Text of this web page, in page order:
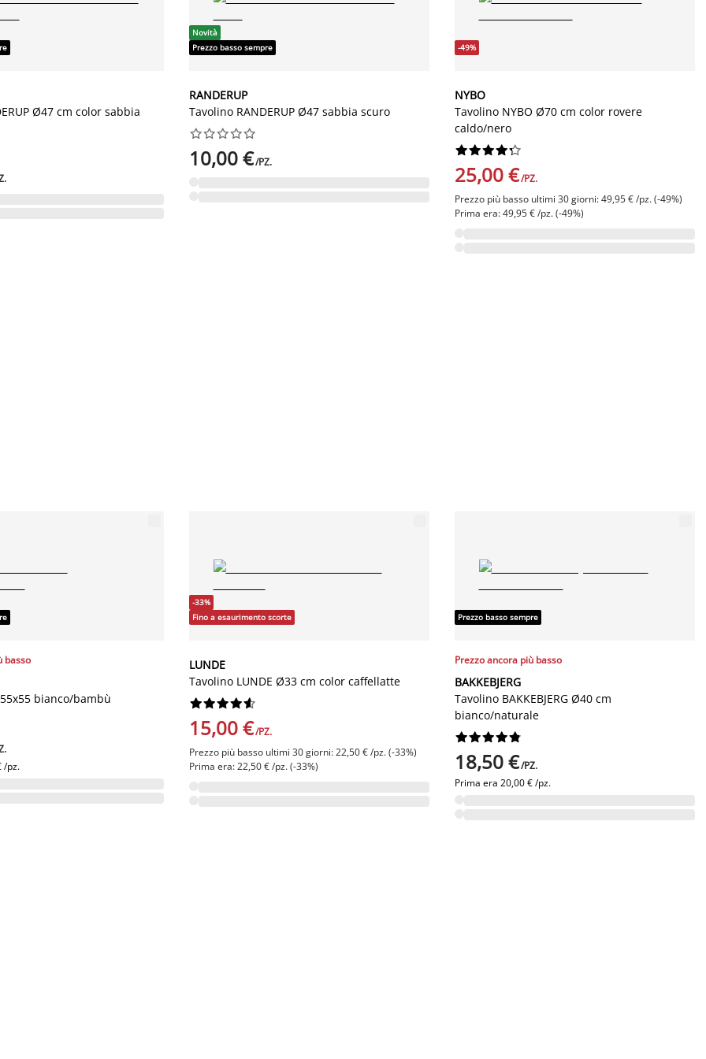
Ø47 cm color sabbia
Novità
Prezzo basso sempre
RANDERUP
Tavolino RANDERUP Ø47 sabbia scuro






10,00 €/PZ.
-49%
NYBO
Tavolino NYBO Ø70 cm color rovere
caldo/nero






25,00 €/PZ.
Prezzo più basso ultimi 30 giorni: 49,95 € /pz. (-49%)
Prima era: 49,95 € /pz. (-49%)
basso
bianco/bambù
/pz.
-33%
Fino a esaurimento scorte
LUNDE
Tavolino LUNDE Ø33 cm color caffellatte






15,00 €/PZ.
Prezzo più basso ultimi 30 giorni: 22,50 € /pz. (-33%)
Prima era: 22,50 € /pz. (-33%)
Prezzo basso sempre
Prezzo ancora più basso
BAKKEBJERG
Tavolino BAKKEBJERG Ø40 cm
bianco/naturale






18,50 €/PZ.
Prima era 20,00 € /pz.